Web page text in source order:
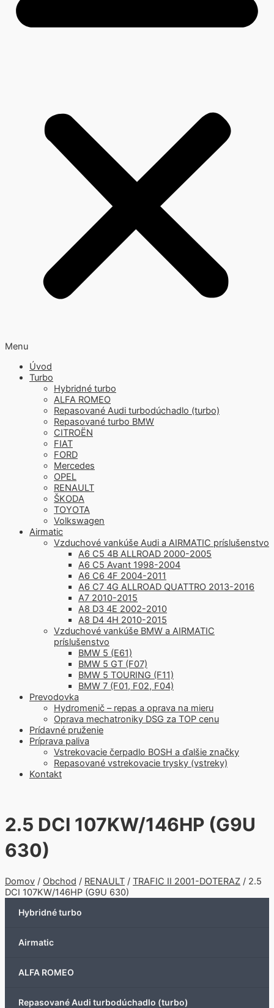
Menu
Úvod
Turbo
Hybridné turbo
ALFA ROMEO
Repasované Audi turbodúchadlo (turbo)
Repasované turbo BMW
CITROËN
FIAT
FORD
Mercedes
OPEL
RENAULT
ŠKODA
TOYOTA
Volkswagen
Airmatic
Vzduchové vankúše Audi a AIRMATIC príslušenstvo
A6 C5 4B ALLROAD 2000-2005
A6 C5 Avant 1998-2004
A6 C6 4F 2004-2011
A6 C7 4G ALLROAD QUATTRO 2013-2016
A7 2010-2015
A8 D3 4E 2002-2010
A8 D4 4H 2010-2015
Vzduchové vankúše BMW a AIRMATIC
príslušenstvo
BMW 5 (E61)
BMW 5 GT (F07)
BMW 5 TOURING (F11)
BMW 7 (F01, F02, F04)
Prevodovka
Hydromenič – repas a oprava na mieru
Oprava mechatroniky DSG za TOP cenu
Prídavné pruženie
Príprava paliva
Vstrekovacie čerpadlo BOSH a ďalšie značky
Repasované vstrekovacie trysky (vstreky)
Kontakt
2.5 DCI 107KW/146HP (G9U
630)
Domov / Obchod / RENAULT / TRAFIC II 2001-DOTERAZ / 2.5
DCI 107KW/146HP (G9U 630)
Hybridné turbo
Airmatic
ALFA ROMEO
Repasované Audi turbodúchadlo (turbo)